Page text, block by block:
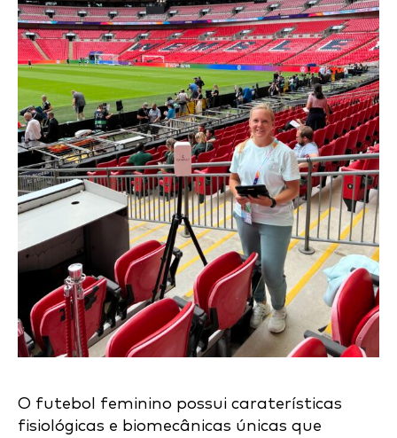
O futebol feminino possui caraterísticas
fisiológicas e biomecânicas únicas que